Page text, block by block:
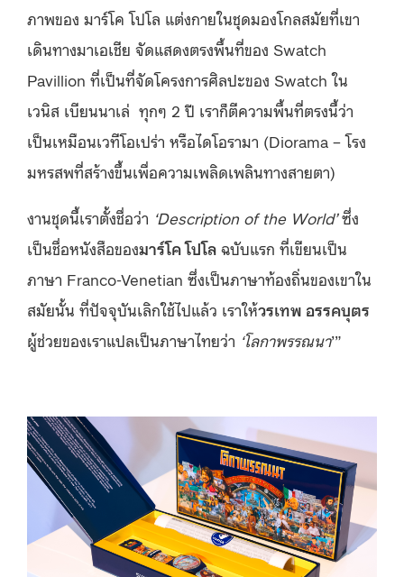
ภาพของ มาร์โค โปโล แต่งกายในชุดมองโกลสมัยที่เขา
เดินทางมาเอเชีย จัดแสดงตรงพื้นที่ของ Swatch
Pavillion ที่เป็นที่จัดโครงการศิลปะของ Swatch ใน
เวนิส เบียนนาเล่ ทุกๆ 2 ปี เราก็ตีความพื้นที่ตรงนี้ว่า
เป็นเหมือนเวทีโอเปร่า หรือไดโอรามา (Diorama – โรง
มหรสพที่สร้างขึ้นเพื่อความเพลิดเพลินทางสายตา)
งานชุดนี้เราตั้งชื่อว่า ‘Description of the World’ซึ่ง
เป็นชื่อหนังสือของมาร์โค โปโล ฉบับแรก ที่เขียนเป็น
ภาษา Franco-Venetian ซึ่งเป็นภาษาท้องถิ่นของเขาใน
สมัยนั้น ที่ปัจจุบันเลิกใช้ไปแล้ว เราให้วรเทพ อรรคบุตร
ผู้ช่วยของเราแปลเป็นภาษาไทยว่า ‘โลกาพรรณนา’”